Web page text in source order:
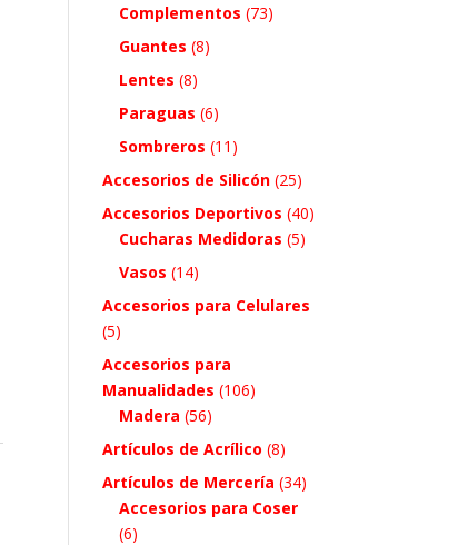
Complementos (73)
Guantes (8)
Lentes (8)
Paraguas (6)
Sombreros (11)
Accesorios de Silicón (25)
Accesorios Deportivos (40)
Cucharas Medidoras (5)
Vasos (14)
Accesorios para Celulares
(5)
Accesorios para
Manualidades (106)
Madera (56)
Artículos de Acrílico (8)
Artículos de Mercería (34)
Accesorios para Coser
(6)